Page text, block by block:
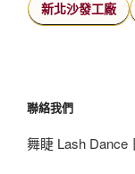
新北沙發工廠
聯絡我們
舞睫 Lash Dance